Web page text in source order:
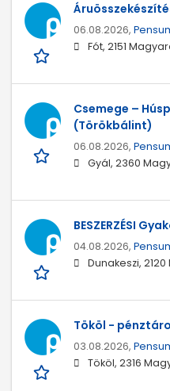
06.08.2026,
Fót, 2151
Csemege –
(Törökbálint)
06.08.2026,
Gyál, 2360
BESZERZÉSI
04.08.2026,
Dunakeszi,
Tököl -
03.08.2026,
Tököl, 2316